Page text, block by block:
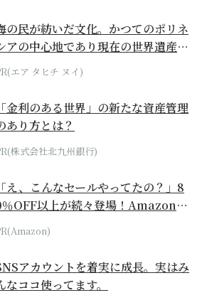
の民が紡いだ文化。かつてのポリネ
アの中心地であり現在の世界遺産か
みえてくる...
エア タヒチ ヌイ)
「金利のある世界」の新たな資産管理
あり方とは？
株式会社北九州銀行)
「え、こんなセールやってたの？」8
OFF以上が続々登場！Amazonの
本気が...
アカウントを着実に成長。実はみ
なココ使ってます。